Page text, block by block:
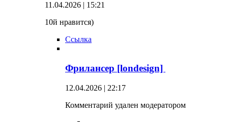
11.04.2026 | 15:21
10й нравится)
Ссылка
Фрилансер [londesign]
12.04.2026 | 22:17
Комментарий удален модератором